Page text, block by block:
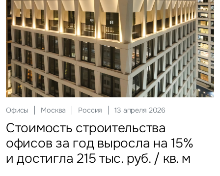
Офисы Москва Россия 13 апреля 2026
Стоимость строительства
офисов за год выросла на 15%
и достигла 215 тыс. руб. / кв. м
Склады Москва Россия 12 мая 2026
Стоимость строительства
складских объектов практически
остановила рост
Ритейл Москва Россия 20 июля 2026
Более трети россиян
еженедельно покупают готовую
еду
Гостиницы Москва Россия 27 июля 2026
Столичные отели стали
доступнее
Инвестиции Москва Россия 29 мая 2026
ЗПИФы недвижимости
замедлили темп